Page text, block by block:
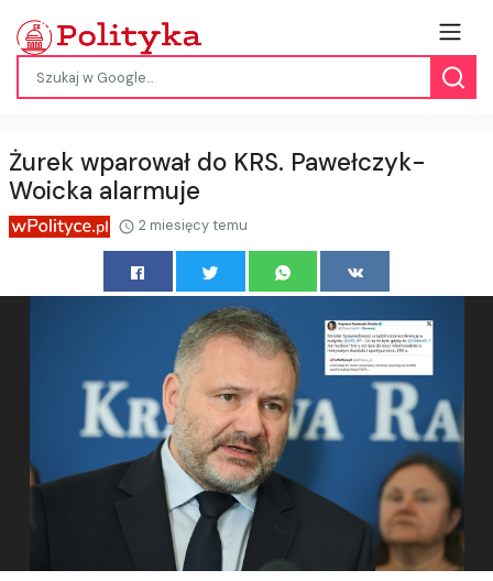
Żurek wparował do KRS. Pawełczyk-
Woicka alarmuje
2 miesięcy temu